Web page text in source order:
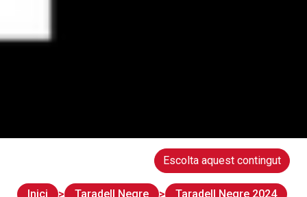
Escolta aquest contingut
Inici Taradell Negre
Taradell Negre 2024